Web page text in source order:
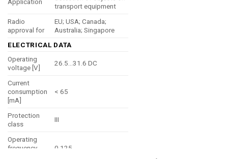
transport equipment
Radio
approval for
EU; USA; Canada;
Australia; Singapore
ELECTRICAL DATA
Operating
voltage [V]
26.5…31.6 DC
Current
consumption
[mA]
< 65
Protection
class
III
Operating
frequency
0,125